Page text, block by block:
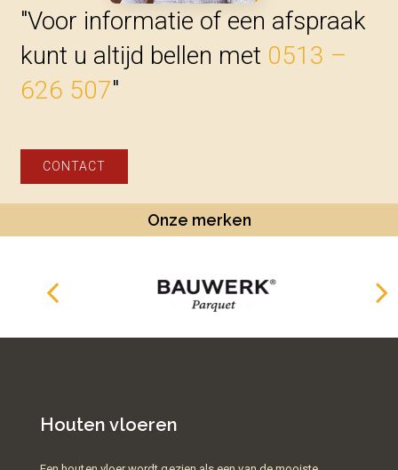
"Voor informatie of een afspraak
kunt u altijd bellen met 0513 –
626 507"
CONTACT
Onze merken
Houten vloeren